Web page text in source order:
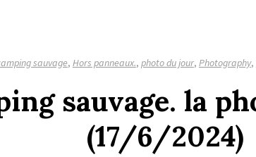
sauvage, Hors panneaux., photo du jour, Photography,
sauvage. la
(17/6/2024)